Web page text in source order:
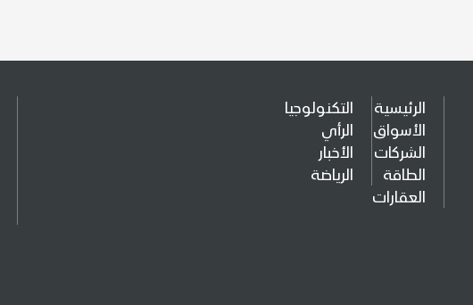
الرئيسية
الأسواق
الشركات
الطاقة
العقارات
التكنولوجيا
الرأي
الأخبار
الرياضة